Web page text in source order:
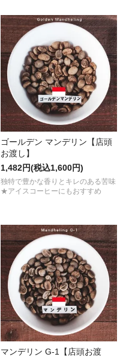
ゴールデン マンデリン【店頭
お渡し】
1,482円(税込1,600円)
独特で豊かな香りとキレのある苦味
★アイスコーヒーにもおすすめ
マンデリン G-1【店頭お渡